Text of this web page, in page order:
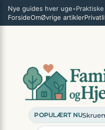
Spring
Nye guides hver uge•
ForsideOmØvrige artikler
POPULÆRT NU